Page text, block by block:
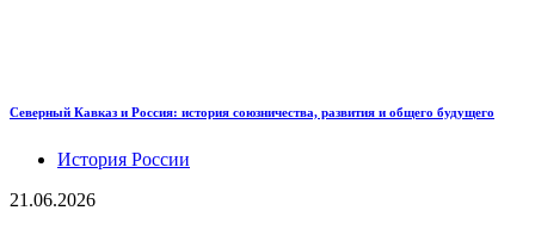
Северный Кавказ и Россия: история союзничества, развития и общего будущего
История России
21.06.2026